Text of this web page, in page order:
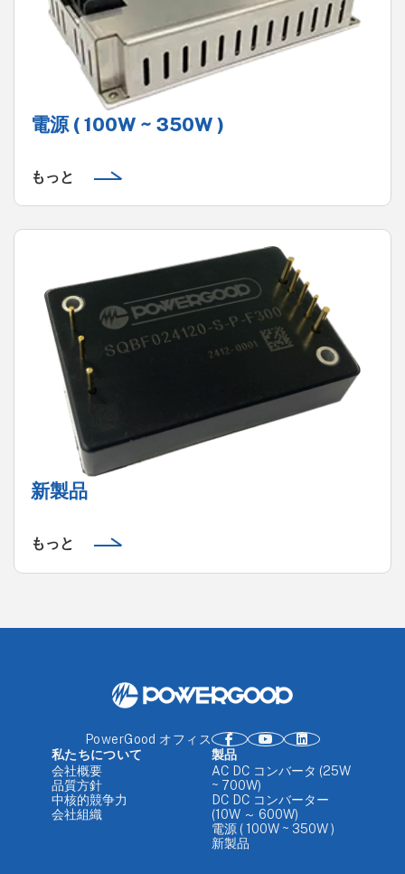
電源 ( 100W ~ 350W )
もっと
新製品
もっと
PowerGood オフィス
私たちについて
会社概要
品質方針
中核的競争力
会社組織
製品
AC DC コンバータ (25W
~ 700W)
DC DC コンバーター
(10W ～ 600W)
電源 ( 100W ~ 350W )
新製品